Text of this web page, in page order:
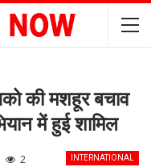
की मशहूर बचाव
में हुई शामिल
INTERNATIONAL
2